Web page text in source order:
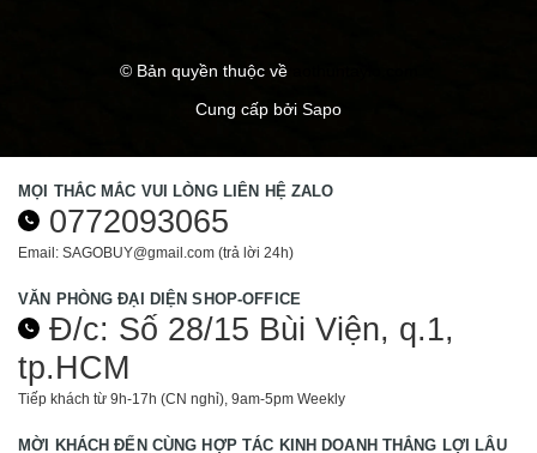
© Bản quyền thuộc về
Cung cấp bởi Sapo
MỌI THẮC MẮC VUI LÒNG LIÊN HỆ ZALO
0772093065
Email: SAGOBUY@gmail.com (trả lời 24h)
VĂN PHÒNG ĐẠI DIỆN SHOP-OFFICE
Đ/c: Số 28/15 Bùi Viện, q.1,
tp.HCM
Tiếp khách từ 9h-17h (CN nghỉ), 9am-5pm Weekly
MỜI KHÁCH ĐẾN CÙNG HỢP TÁC KINH DOANH THẮNG LỢI LÂU